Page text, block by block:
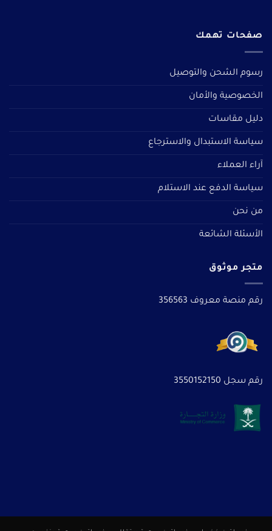
صفحات تهمك
رسوم الشحن والتوصيل
الخصوصية والأمان
دليل مقاسات
سياسة الاستبدال والاسترجاع
آراء العملاء
سياسة الدفع عند الاستلام
من نحن
الأسئلة الشائعة
متجر موثوق
رقم منصة معروف 356563
رقم سجل 3550152150